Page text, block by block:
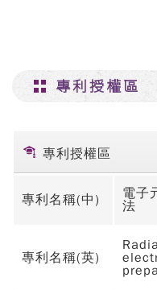
專利授權區
專利授權區
專利名稱(中)
電子
法
專利名稱(英)